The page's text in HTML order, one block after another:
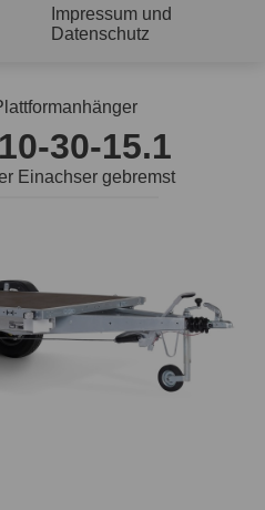
Impressum und
Datenschutz
30-15.1
Einachser gebremst